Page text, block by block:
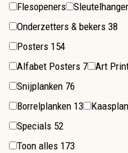
Flesopeners
Onderzetters & bekers 38
Posters 154
Alfabet Posters 7 Art
Snijplanken 76
Borrelplanken 13
Specials 52
Toon alles 173